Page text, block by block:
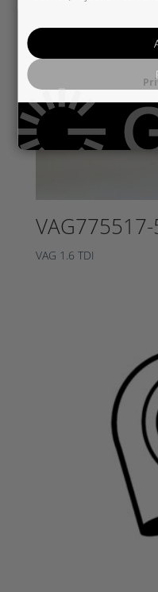
VAG 1.6 TDI